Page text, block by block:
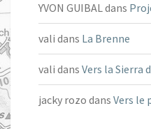
YVON GUIBALdans
vali dans La Brenne
vali dans Vers la Sierra
jacky rozo dans Vers le